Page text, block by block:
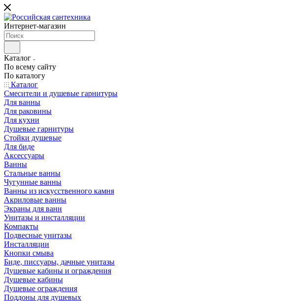
Интернет-магазин
Каталог
По всему сайту
По каталогу
Каталог
Смесители и душевые гарнитуры
Для ванны
Для раковины
Для кухни
Душевые гарнитуры
Стойки душевые
Для биде
Аксессуары
Ванны
Стальные ванны
Чугунные ванны
Ванны из искусственного камня
Акриловые ванны
Экраны для ванн
Унитазы и инсталляции
Компакты
Подвесные унитазы
Инсталляции
Кнопки смыва
Биде, писсуары, дачные унитазы
Душевые кабины и ограждения
Душевые кабины
Душевые ограждения
Поддоны для душевых